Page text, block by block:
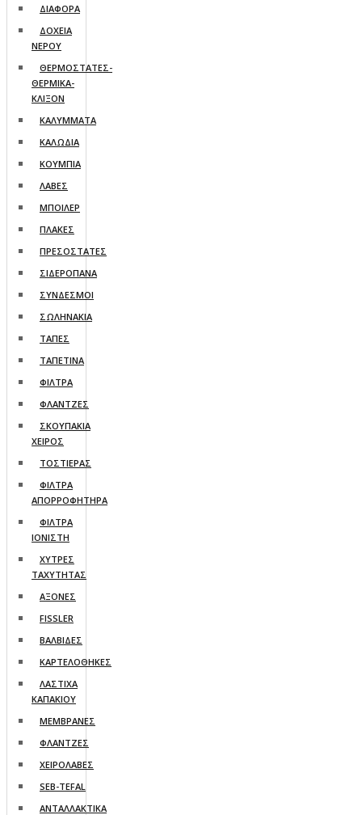
ΔΙΑΦΟΡΑ
ΔΟΧΕΙΑ
ΝΕΡΟΥ
ΘΕΡΜΟΣΤΑΤΕΣ-
ΘΕΡΜΙΚΑ-
ΚΛΙΞΟΝ
ΚΑΛΥΜΜΑΤΑ
ΚΑΛΩΔΙΑ
ΚΟΥΜΠΙΑ
ΛΑΒΕΣ
ΜΠΟΙΛΕΡ
ΠΛΑΚΕΣ
ΠΡΕΣΟΣΤΑΤΕΣ
ΣΙΔΕΡΟΠΑΝΑ
ΣΥΝΔΕΣΜΟΙ
ΣΩΛΗΝΑΚΙΑ
ΤΑΠΕΣ
ΤΑΠΕΤΙΝΑ
ΦΙΛΤΡΑ
ΦΛΑΝΤΖΕΣ
ΣΚΟΥΠΑΚΙΑ
ΧΕΙΡΟΣ
ΤΟΣΤΙΕΡΑΣ
ΦΙΛΤΡΑ
ΑΠΟΡΡΟΦΗΤΗΡΑ
ΦΙΛΤΡΑ
ΙΟΝΙΣΤΗ
ΧΥΤΡΕΣ
ΤΑΧΥΤΗΤΑΣ
AΞΟΝΕΣ
FISSLER
ΒΑΛΒΙΔΕΣ
ΚΑΡΤΕΛΟΘΗΚΕΣ
ΛΑΣΤΙΧΑ
ΚΑΠΑΚΙΟΥ
ΜΕΜΒΡΑΝΕΣ
ΦΛΑΝΤΖΕΣ
ΧΕΙΡΟΛΑΒΕΣ
SEB-TEFAL
ΑΝΤΑΛΛΑΚΤΙΚΑ